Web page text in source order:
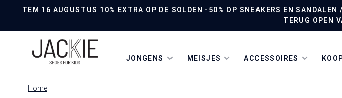
TEM 16 AUGUSTUS 10% EXTRA OP DE SOLDEN -50% OP SNEAKERS EN
TERUG OPEN
JONGENS MEISJES ACCESSOIRES
Home